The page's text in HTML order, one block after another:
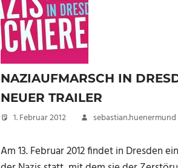
NAZIAUFMARSCH IN
NEUER TRAILER
1. Februar 2012 sebastian.huenermund
Am 13. Februar 2012 findet in Dresden